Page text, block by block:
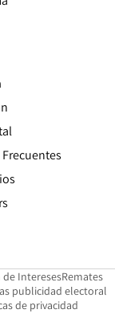
window
de InteresesOpens in
Remates
in new window
publicidad electoral
de privacidad